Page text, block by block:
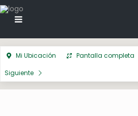
Mi Ubicación Pantalla completa
Siguiente